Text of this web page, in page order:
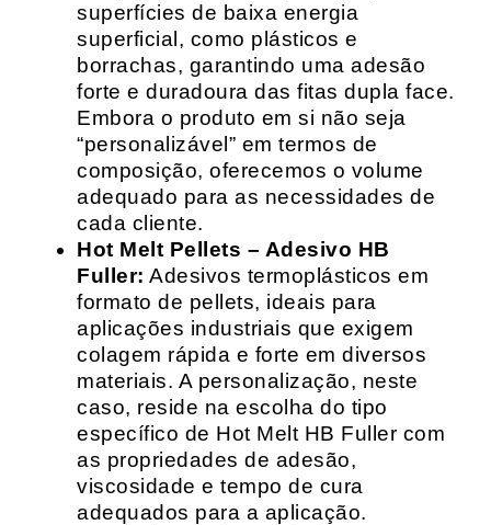
superfícies de baixa energia
superficial, como plásticos e
borrachas, garantindo uma adesão
forte e duradoura das fitas dupla face.
Embora o produto em si não seja
“personalizável” em termos de
composição, oferecemos o volume
adequado para as necessidades de
cada cliente.
Hot Melt Pellets – Adesivo HB
Fuller: Adesivos termoplásticos em
formato de pellets, ideais para
aplicações industriais que exigem
colagem rápida e forte em diversos
materiais. A personalização, neste
caso, reside na escolha do tipo
específico de Hot Melt HB Fuller com
as propriedades de adesão,
viscosidade e tempo de cura
adequados para a aplicação.